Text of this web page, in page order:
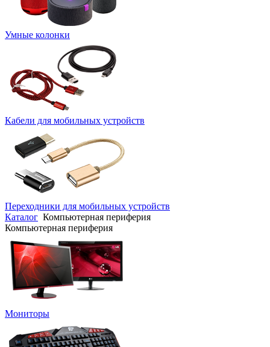
Умные колонки
Кабели для мобильных устройств
Переходники для мобильных устройств
Каталог Компьютерная периферия
Компьютерная периферия
Мониторы